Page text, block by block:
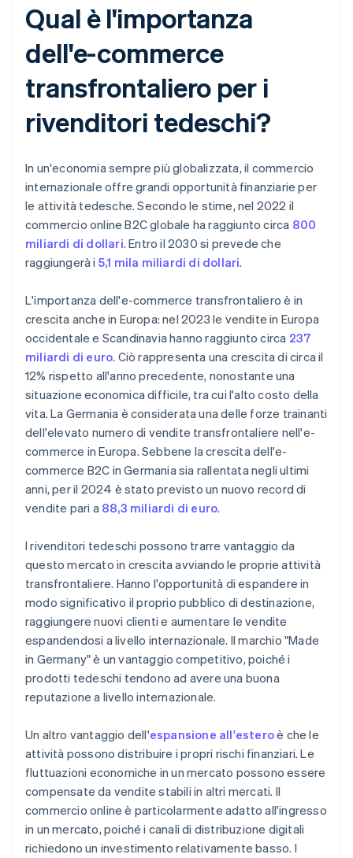
Qual è l'importanza
dell'e-commerce
transfrontaliero per i
rivenditori tedeschi?
In un'economia sempre più globalizzata, il commercio
internazionale offre grandi opportunità finanziarie per
le attività tedesche. Secondo le stime, nel 2022 il
commercio online B2C globale ha raggiunto circa 800
miliardi di dollari. Entro il 2030 si prevede che
raggiungerà i 5,1 mila miliardi di dollari.
L'importanza dell'e-commerce transfrontaliero è in
crescita anche in Europa: nel 2023 le vendite in Europa
occidentale e Scandinavia hanno raggiunto circa 237
miliardi di euro. Ciò rappresenta una crescita di circa il
12% rispetto all'anno precedente, nonostante una
situazione economica difficile, tra cui l'alto costo della
vita. La Germania è considerata una delle forze trainanti
dell'elevato numero di vendite transfrontaliere nell'e-
commerce in Europa. Sebbene la crescita dell'e-
commerce B2C in Germania sia rallentata negli ultimi
anni, per il 2024 è stato previsto un nuovo record di
vendite pari a 88,3 miliardi di euro.
I rivenditori tedeschi possono trarre vantaggio da
questo mercato in crescita avviando le proprie attività
transfrontaliere. Hanno l'opportunità di espandere in
modo significativo il proprio pubblico di destinazione,
raggiungere nuovi clienti e aumentare le vendite
espandendosi a livello internazionale. Il marchio "Made
in Germany" è un vantaggio competitivo, poiché i
prodotti tedeschi tendono ad avere una buona
reputazione a livello internazionale.
Un altro vantaggio dell'espansione all'esteroè che le
attività possono distribuire i propri rischi finanziari. Le
fluttuazioni economiche in un mercato possono essere
compensate da vendite stabili in altri mercati. Il
commercio online è particolarmente adatto all'ingresso
in un mercato, poiché i canali di distribuzione digitali
richiedono un investimento relativamente basso. I